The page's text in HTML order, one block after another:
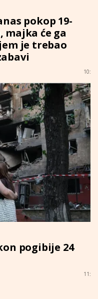
pokop 19-
majka će ga
je trebao
10:
pogibije 24
11: